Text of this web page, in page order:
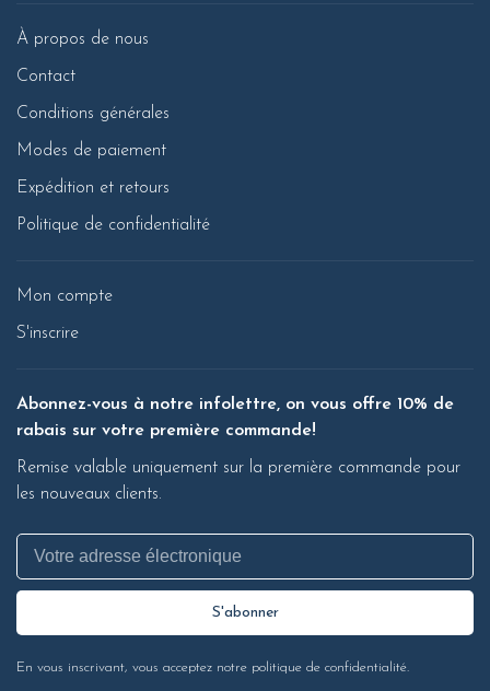
À propos de nous
Contact
Conditions générales
Modes de paiement
Expédition et retours
Politique de confidentialité
Mon compte
S'inscrire
Abonnez-vous à notre infolettre, on vous offre 10% de
rabais sur votre première commande!
Remise valable uniquement sur la première commande pour
les nouveaux clients.
S'abonner
En vous inscrivant, vous acceptez notre politique de confidentialité.